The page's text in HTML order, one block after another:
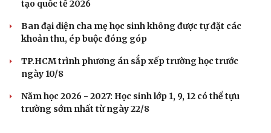
tạo quốc tế 2026
Ban đại diện cha mẹ học sinh không được tự đặt các
khoản thu, ép buộc đóng góp
TP.HCM trình phương án sắp xếp trường học trước
ngày 10/8
Năm học 2026 - 2027: Học sinh lớp 1, 9, 12 có thể tựu
trường sớm nhất từ ngày 22/8